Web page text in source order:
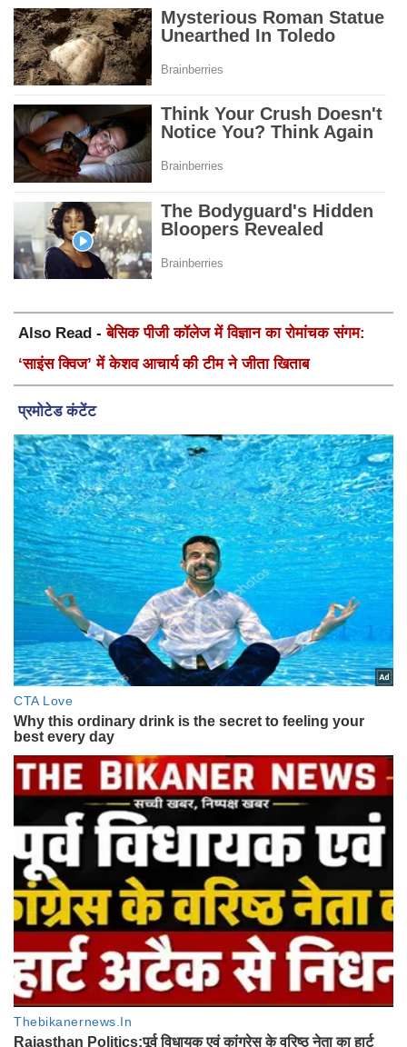
Also Read -बेसिक पीजी कॉलेज में विज्ञान का रोमांचक संगम:
‘साइंस क्विज’ में केशव आचार्य की टीम ने जीता खिताब